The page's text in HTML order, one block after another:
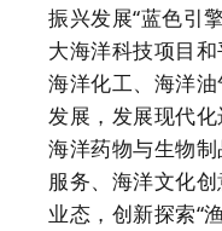
振兴发展“蓝色引
大海洋科技项目
海洋化工、海洋
发展，发展现代
海洋药物与生物
服务、海洋文化
业态，创新探索“